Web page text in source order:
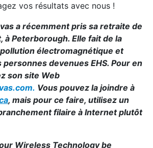
vos résultats avec nous !
a récemment pris sa retraite de
à Peterborough. Elle fait de la
électromagnétique et
devenues EHS. Pour en
son site Web
Vous pouvez la joindre à
, mais pour ce faire, utilisez un
filaire à Internet plutôt
Wireless Technology be